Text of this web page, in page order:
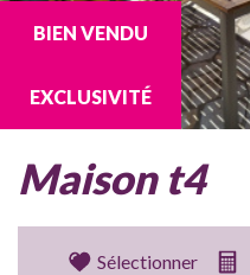
BIEN VENDU
EXCLUSIVITÉ
maison t4
Sélectionner